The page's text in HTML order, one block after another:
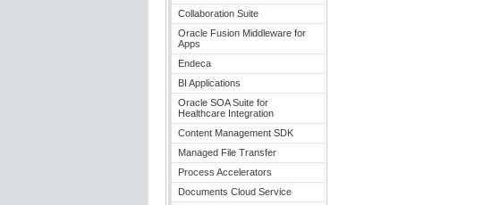
Collaboration Suite
Oracle Fusion Middleware for
Apps
Endeca
BI Applications
Oracle SOA Suite for
Healthcare Integration
Content Management SDK
Managed File Transfer
Process Accelerators
Documents Cloud Service